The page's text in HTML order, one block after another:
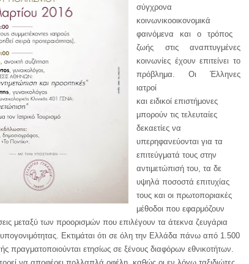
σύγχρονα
κοινωνικοοικονομικά
φαινόμενα και ο τρόπος
ζωής στις αναπτυγμένες
κοινωνίες έχουν επιτείνει το
πρόβλημα. Οι Έλληνες
ιατροί
και ειδικοί επιστήμονες
μπορούν τις τελευταίες
δεκαετίες να
υπερηφανεύονται για τα
επιτεύγματά τους στην
αντιμετώπισή του, τα δε
υψηλά ποσοστά επιτυχίας
τους και οι πρωτοποριακές
μέθοδοι που εφαρμόζουν
μεταξύ των προορισμών που επιλέγουν τα άτεκνα ζευγάρια
Εκτιμάται ότι σε όλη την Ελλάδα πάνω από 1.500
πραγματοποιούνται ετησίως σε ξένους διαφόρων εθνικοτήτων.